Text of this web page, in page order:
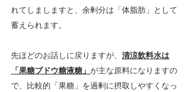
れてしましますと、余剰分は「体脂肪」として
蓄えられます。
先ほどのお話しに戻りますが、 清涼飲料水は
「果糖ブドウ糖液糖」 が主な原料になりますの
で、比較的「果糖」を過剰に摂取しやすくなっ